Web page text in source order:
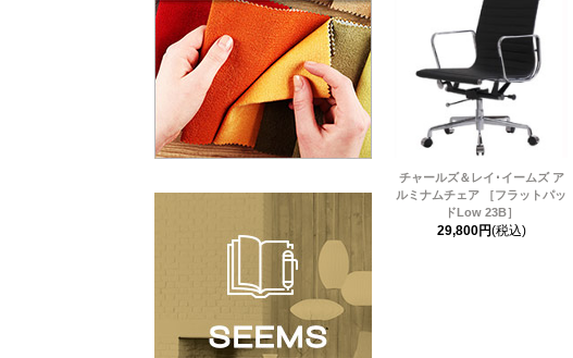
チャールズ＆レイ･イームズ ア
ルミナムチェア ［フラットパッ
ドLow 23B］
29,800円(税込)